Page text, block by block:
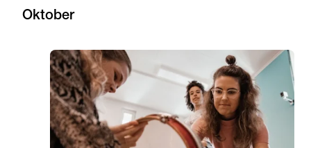
Oktober